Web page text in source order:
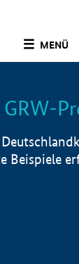
MENÜ
Beispiele